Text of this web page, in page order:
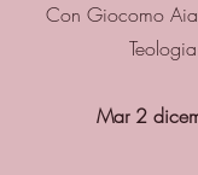
Con Giocomo
Mar 2